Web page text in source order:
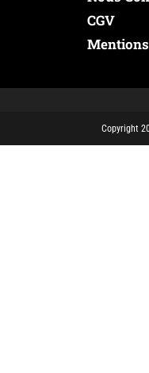
CGV
Copyright